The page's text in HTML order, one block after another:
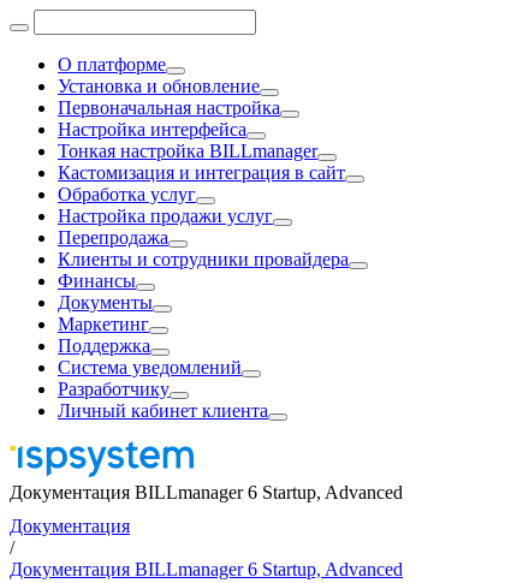
О платформе
Установка и обновление
Первоначальная настройка
Настройка интерфейса
Тонкая настройка BILLmanager
Кастомизация и интеграция в сайт
Обработка услуг
Настройка продажи услуг
Перепродажа
Клиенты и сотрудники провайдера
Финансы
Документы
Маркетинг
Поддержка
Система уведомлений
Разработчику
Личный кабинет клиента
Документация BILLmanager 6 Startup, Advanced
Документация
/
Документация BILLmanager 6 Startup, Advanced